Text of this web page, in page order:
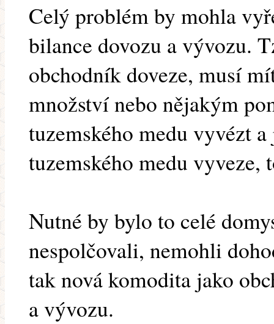
Celý problém by mohla
bilance dovozu a vývozu.
obchodník doveze, musí
množství nebo nějakým
tuzemského medu vyvézt
tuzemského medu
Nutné by bylo to celé
nespolčovali, nemohli
tak nová komodita jako
a vývozu.